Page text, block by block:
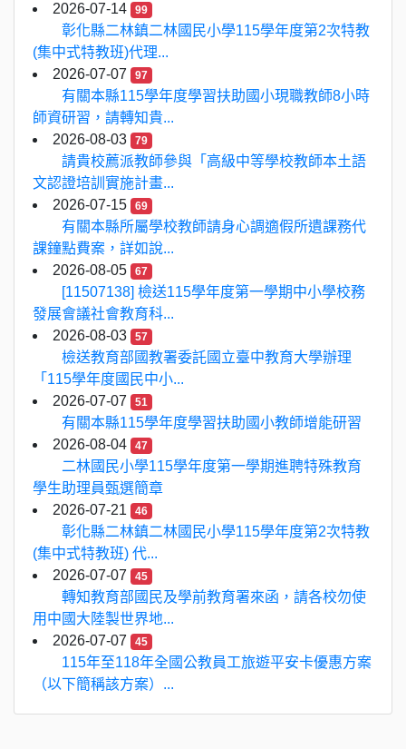
2026-07-14
99
彰化縣二林鎮二林國民小學115學年度第2次特教
(集中式特教班)代理...
2026-07-07
97
有關本縣115學年度學習扶助國小現職教師8小時
師資研習，請轉知貴...
2026-08-03
79
請貴校薦派教師參與「高級中等學校教師本土語
文認證培訓實施計畫...
2026-07-15
69
有關本縣所屬學校教師請身心調適假所遺課務代
課鐘點費案，詳如說...
2026-08-05
67
[11507138] 檢送115學年度第一學期中小學校務
發展會議社會教育科...
2026-08-03
57
檢送教育部國教署委託國立臺中教育大學辦理
「115學年度國民中小...
2026-07-07
51
有關本縣115學年度學習扶助國小教師增能研習
2026-08-04
47
二林國民小學115學年度第一學期進聘特殊教育
學生助理員甄選簡章
2026-07-21
46
彰化縣二林鎮二林國民小學115學年度第2次特教
(集中式特教班) 代...
2026-07-07
45
轉知教育部國民及學前教育署來函，請各校勿使
用中國大陸製世界地...
2026-07-07
45
115年至118年全國公教員工旅遊平安卡優惠方案
（以下簡稱該方案）...